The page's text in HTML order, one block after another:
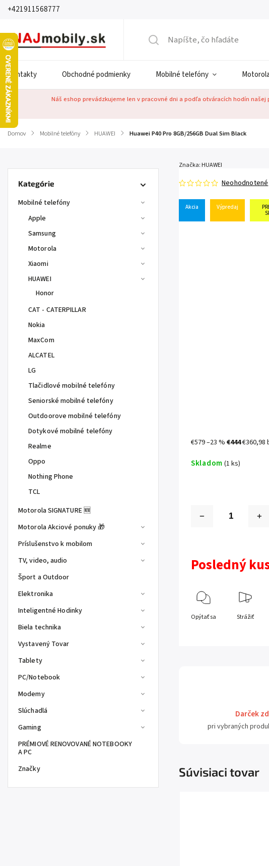
+421911568777
Kontakty Obchodné podmienky Mobilné telefóny
Náš eshop prevádzkujeme len v pracovné dni a podľa otváracích hodín
Domov / Mobilné telefóny / HUAWEI / Huawei P40 Pro 8GB/256GB Dual Sim Black
Kategórie
Mobilné telefóny
Apple
Samsung
Motorola
Xiaomi
HUAWEI
Honor
CAT - CATERPILLAR
Nokia
MaxCom
ALCATEL
LG
Tlačidlové mobilné telefóny
Seniorské mobilné telefóny
Outdoorove mobilné telefóny
Dotykové mobilné telefóny
Realme
Oppo
Nothing Phone
TCL
Motorola SIGNATURE 🆕
Motorola Akciové ponuky 🎁
Príslušenstvo k mobilom
TV, video, audio
Šport a Outdoor
Elektronika
Inteligentné Hodinky
Biela technika
Vystavený Tovar
Tablety
PC/Notebook
Modemy
Slúchadlá
Gaming
PRÉMIOVÉ RENOVOVANÉ NOTEBOOKY
A PC
Značky
Akcia Výpredaj
Neohodnotené
Značka: HUAWEI
€579–23 % €444€360,98
Skladom (1 ks)
Posledný
Opýtať sa Strážiť
Darček
pri vybraných
Súvisiaci tovar